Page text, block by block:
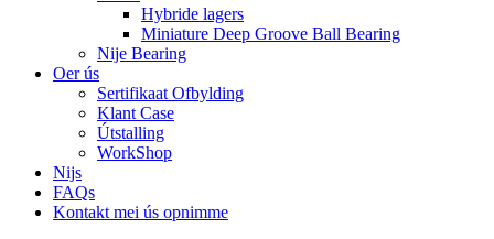
Hybride lagers
Miniature Deep Groove Ball Bearing
Nije Bearing
Oer ús
Sertifikaat Ofbylding
Klant Case
Útstalling
WorkShop
Nijs
FAQs
Kontakt mei ús opnimme